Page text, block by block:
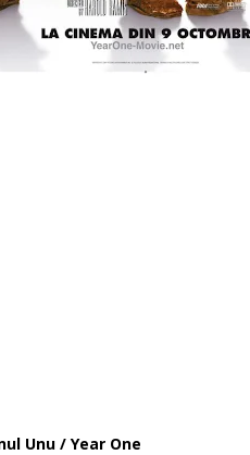
Unu / Year One